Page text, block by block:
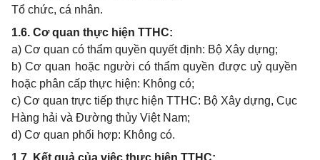
Tổ chức, cá nhân.
1.6. Cơ quan thực hiện TTHC:
a) Cơ quan có thẩm quyền quyết định: Bộ Xây dựng;
b) Cơ quan hoặc người có thẩm quyền được uỷ quyền
hoặc phân cấp thực hiện: Không có;
c) Cơ quan trực tiếp thực hiện TTHC: Bộ Xây dựng, Cục
Hàng hải và Đường thủy Việt Nam;
d) Cơ quan phối hợp: Không có.